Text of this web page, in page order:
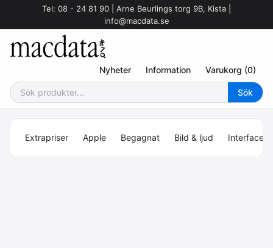
Tel: 08 - 24 81 90 | Arne Beurlings torg 9B, Kista |
info@macdata.se
Nyheter Information Varukorg (0)
Extrapriser Apple Begagnat Bild & ljud Interface